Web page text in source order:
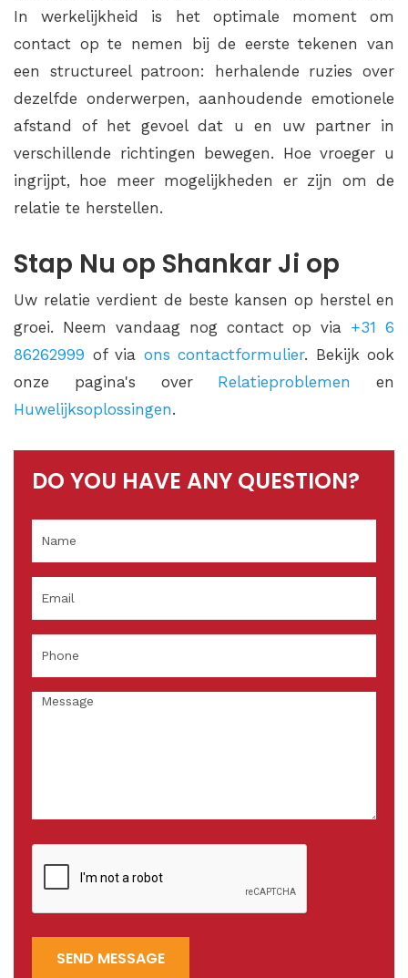
In werkelijkheid is het optimale moment om
contact op te nemen bij de eerste tekenen van
een structureel patroon: herhalende ruzies over
dezelfde onderwerpen, aanhoudende emotionele
afstand of het gevoel dat u en uw partner in
verschillende richtingen bewegen. Hoe vroeger u
ingrijpt, hoe meer mogelijkheden er zijn om de
relatie te herstellen.
Stap Nu op Shankar Ji op
Uw relatie verdient de beste kansen op herstel en
groei. Neem vandaag nog contact op via +31 6
86262999 of via ons contactformulier. Bekijk ook
onze pagina's over Relatieproblemen
en
Huwelijksoplossingen.
DO YOU HAVE ANY QUESTION?
SEND MESSAGE